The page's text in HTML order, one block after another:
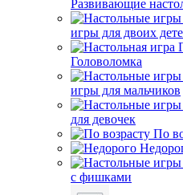
Развивающие
игры для двоих
Головоломка
игры для мальчиков
для девочек
По
с фишками